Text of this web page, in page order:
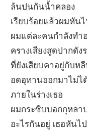
ล้นปนกันน้ำคลอง
เรียบร้อยแล้วผมหัน
ผมแต่ละคนกำลังทำ
ครางเสียงสูดปากดั
ที่ยังเสียบคาอยู่กับห
อดอุทานออกมาไม่ไ
ภายในร่างเธอ
ผมกระซิบบอกกุหลา
อะไรกันอยู่ เธอหัน